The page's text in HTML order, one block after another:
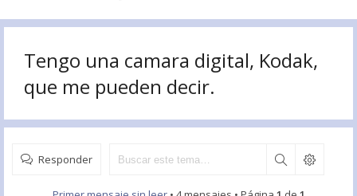
Tengo una camara digital, Kodak,
que me pueden decir.
Responder